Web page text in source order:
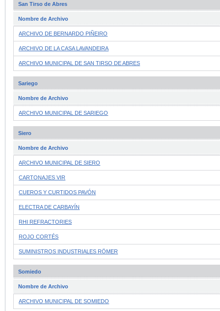
San Tirso de Abres
Nombre de Archivo
ARCHIVO DE BERNARDO PIÑEIRO
ARCHIVO DE LA CASA LAVANDEIRA
ARCHIVO MUNICIPAL DE SAN TIRSO DE ABRES
Sariego
Nombre de Archivo
ARCHIVO MUNICIPAL DE SARIEGO
Siero
Nombre de Archivo
ARCHIVO MUNICIPAL DE SIERO
CARTONAJES VIR
CUEROS Y CURTIDOS PAVÓN
ELECTRA DE CARBAYÍN
RHI REFRACTORIES
ROJO CORTÉS
SUMINISTROS INDUSTRIALES RÖMER
Somiedo
Nombre de Archivo
ARCHIVO MUNICIPAL DE SOMIEDO